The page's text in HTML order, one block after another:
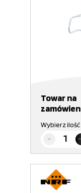
Towar na
Wybierz ilość